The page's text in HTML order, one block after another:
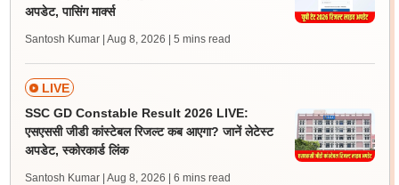
अपडेट, पासिंग मार्क्स
Santosh Kumar | Aug 8, 2026 | 5 mins read
LIVE
SSC GD Constable Result 2026 LIVE:
एसएससी जीडी कांस्टेबल रिजल्ट कब आएगा? जानें लेटेस्ट
अपडेट, स्कोरकार्ड लिंक
Santosh Kumar | Aug 8, 2026 | 6 mins read